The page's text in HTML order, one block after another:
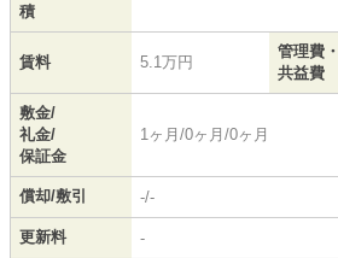
積
賃料 5.1万円
管理費・
共益費
敷金/
礼金/
保証金
1ヶ月/0ヶ月/0ヶ月
償却/敷引 -/-
更新料 -